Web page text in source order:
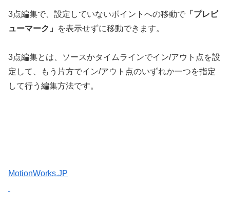
3点編集で、設定していないポイントへの移動で 「プレビ
ューマーク」
を表示せずに移動できます。
3点編集とは、ソースかタイムラインでイン/アウト点を設
定して、もう片方でイン/アウト点のいずれか一つを指定
して行う編集方法です。
MotionWorks.JP